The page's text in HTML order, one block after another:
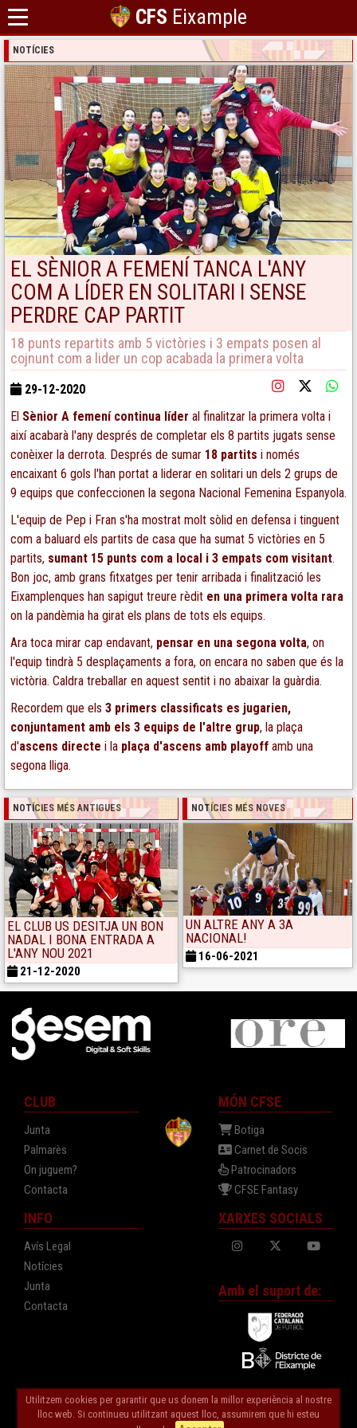
CFS Eixample
NOTÍCIES
EL SÈNIOR A FEMENÍ TANCA L'ANY
COM A LÍDER EN SOLITARI I SENSE
PERDRE CAP PARTIT
18 punts repartits amb 5 victòries i 3 empats posen al
cojnunt com a lider un cop acabada la primera volta
29-12-2020
El Sènior A femení continua líder al finalitzar la primera volta i
així acabarà l'any després de completar els 8 partits jugats sense
conèixer la derrota. Després de sumar 18 partits i només
encaixant 6 gols l'han portat a liderar en solitari un dels 2 grups de
9 equips que confeccionen la segona Nacional Femenina Espanyola.
L'equip de Pep i Fran s'ha mostrat molt sòlid en defensa i tinguent
com a baluard els partits de casa que ha sumat 5 victòries en 5
partits, sumant 15 punts com a local i 3 empats com visitant.
Bon joc, amb grans fitxatges per tenir arribada i finalització les
Eixamplenques han sapigut treure rèdit en una primera volta rara
on la pandèmia ha girat els plans de tots els equips.
Ara toca mirar cap endavant, pensar en una segona volta, on
l'equip tindrà 5 desplaçaments a fora, on encara no saben que és la
victòria. Caldra treballar en aquest sentit i no abaixar la guàrdia.
Recordem que els 3 primers classificats es jugarien,
conjuntament amb els 3 equips de l'altre grup, la plaça
d'ascens directe i la plaça d'ascens amb playoff amb una
segona lliga.
NOTÍCIES MÉS ANTIGUES
EL CLUB US DESITJA UN BON
NADAL I BONA ENTRADA A
L'ANY NOU 2021
21-12-2020
NOTÍCIES MÉS NOVES
UN ALTRE ANY A 3A
NACIONAL!
16-06-2021
CLUB
Junta
Palmarès
On juguem?
Contacta
INFO
Avís Legal
Notícies
Junta
Contacta
MÓN CFSE
Botiga
Carnet de Socis
Patrocinadors
CFSE Fantasy
XARXES SOCIALS
Amb el suport de:
© 2026 Pàgina Oficial CFS Eixample - Tots els drets reservats
Utilitzem cookies per garantir que us donem la millor experiència al nostre
lloc web. Si continueu utilitzant aquest lloc, assumirem que hi esteu